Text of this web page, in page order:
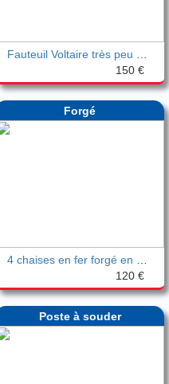
150 €
Forgé
120 €
Poste à souder